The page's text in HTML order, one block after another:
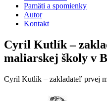
Pamäti a spomienky
Autor
Kontakt
Cyril Kutlík –
maliarskej školy v
Cyril Kutlík – zakladateľ prvej